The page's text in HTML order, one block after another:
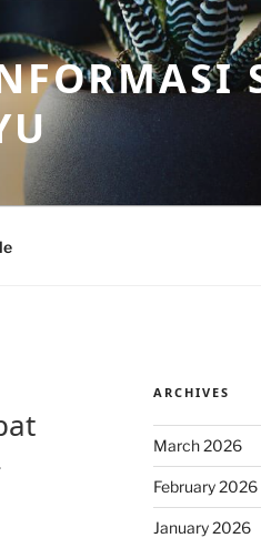
ARCHIVES
March 2026
February 2026
January 2026